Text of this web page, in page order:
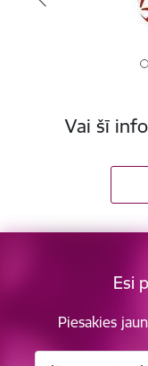
Vai šī
Esi
Piesakies